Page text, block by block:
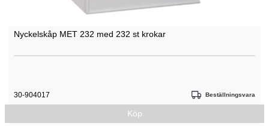
Nyckelskåp MET 232 med 232 st krokar
30-904017 Beställningsvara
Köp